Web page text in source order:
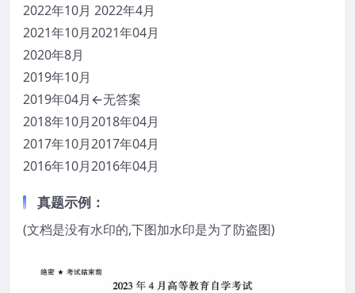
2022年10月 2022年4月
2021年10月2021年04月
2020年8月
2019年10月
2019年04月←无答案
2018年10月2018年04月
2017年10月2017年04月
2016年10月2016年04月
真题示例：
(文档是没有水印的,下图加水印是为了防盗图)